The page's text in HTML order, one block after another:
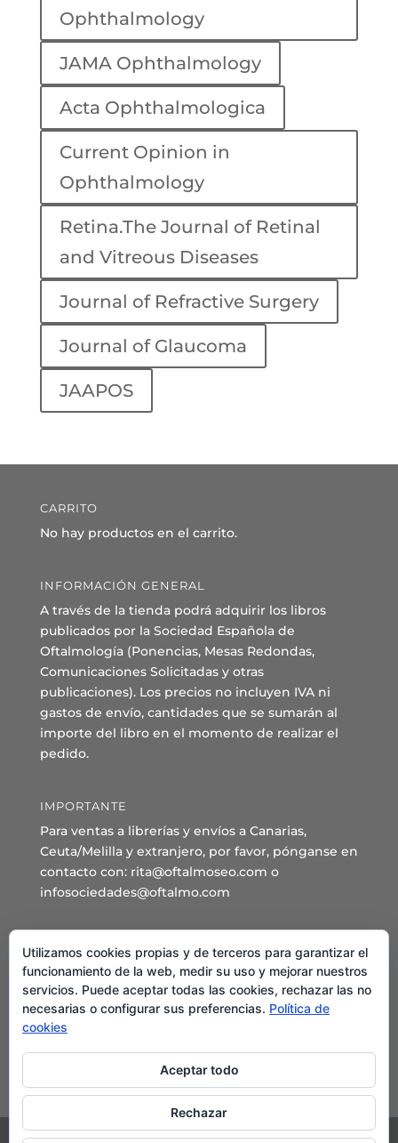
Ophthalmology
JAMA Ophthalmology
Acta Ophthalmologica
Current Opinion in
Ophthalmology
Retina.The Journal of Retinal
and Vitreous Diseases
Journal of Refractive Surgery
Journal of Glaucoma
JAAPOS
CARRITO
No hay productos en el carrito.
INFORMACIÓN GENERAL
A través de la tienda podrá adquirir los libros
publicados por la Sociedad Española de
Oftalmología (Ponencias, Mesas Redondas,
Comunicaciones Solicitadas y otras
publicaciones). Los precios no incluyen IVA ni
gastos de envío, cantidades que se sumarán al
importe del libro en el momento de realizar el
pedido.
IMPORTANTE
Para ventas a librerías y envíos a Canarias,
Ceuta/Melilla y extranjero, por favor, pónganse en
contacto con: rita@oftalmoseo.com o
infosociedades@oftalmo.com
Sede Administrativa y Secretaría General
C/ Arcipreste de Hita 14 – 1º Derecha.
28015 – Madrid
Teléfono: 91 544 80 35 - 91 544 58 79
Mail:
Utilizamos cookies propias y de terceros para garantizar el
funcionamiento de la web, medir su uso y mejorar nuestros
servicios. Puede aceptar todas las cookies, rechazar las no
necesarias o configurar sus preferencias. Política de
cookies
Aceptar todo
Rechazar